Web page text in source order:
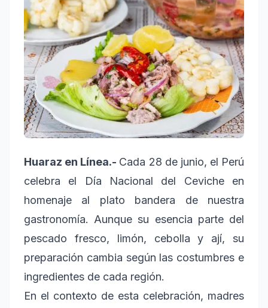
Huaraz en Línea.- Cada 28 de junio, el Perú
celebra el Día Nacional del Ceviche en
homenaje al plato bandera de nuestra
gastronomía. Aunque su esencia parte del
pescado fresco, limón, cebolla y ají, su
preparación cambia según las costumbres e
ingredientes de cada región.
En el contexto de esta celebración, madres